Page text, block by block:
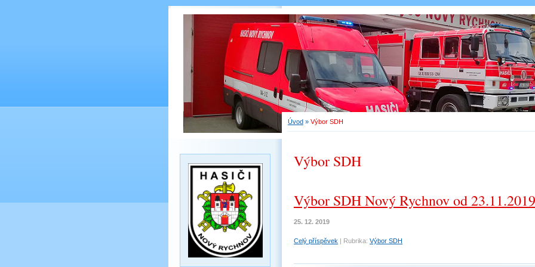
Úvod » Výbor SDH
Výbor SDH
Výbor SDH Nový Rychnov od 23.11.2019
25. 12. 2019
Celý příspěvek | Rubrika: Výbor SDH